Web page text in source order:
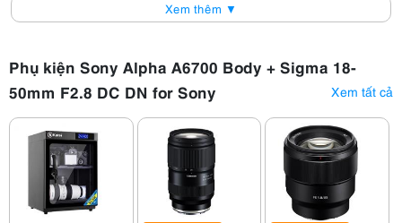
Xem thêm ▼
Phụ kiện Sony Alpha A6700 Body + Sigma 18-
50mm F2.8 DC DN for Sony
Xem tất cả